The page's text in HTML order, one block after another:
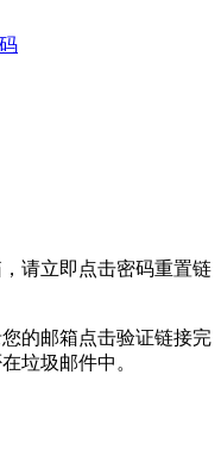
请立即点击密码重置链
的邮箱点击验证链接完
垃圾邮件中。